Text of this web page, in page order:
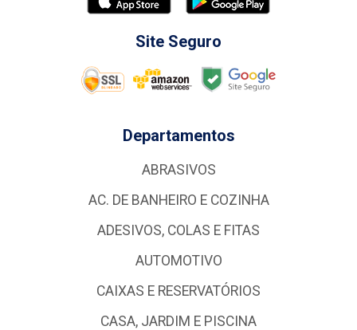
Site Seguro
Departamentos
ABRASIVOS
AC. DE BANHEIRO E COZINHA
ADESIVOS, COLAS E FITAS
AUTOMOTIVO
CAIXAS E RESERVATÓRIOS
CASA, JARDIM E PISCINA